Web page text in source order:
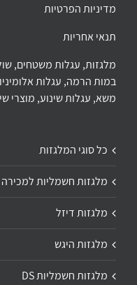
מדיניות הפרטיות
תנאי אחריות
מלגזות, עגלות משטחים,
במות הרמה, עגלות
משא, עגלות שינוע, מוצרי
כל סוגי המלגזות
מלגזות חשמליות למכירה
מלגזות דיזל
מלגזות היגש
מלגזות חשמליות DS